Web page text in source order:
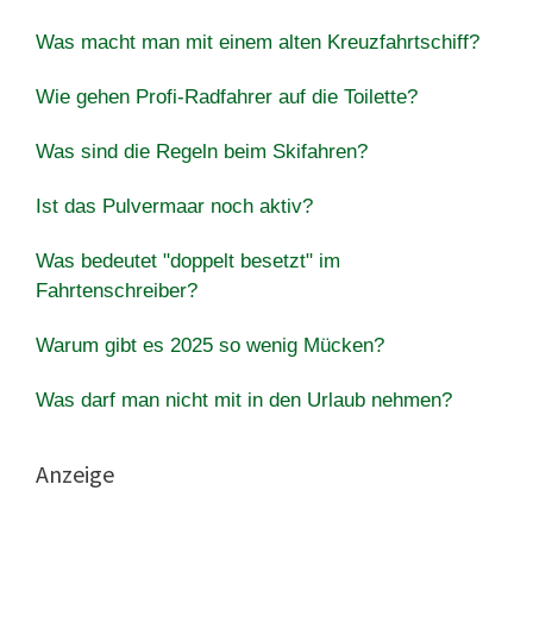
Was macht man mit einem alten Kreuzfahrtschiff?
Wie gehen Profi-Radfahrer auf die Toilette?
Was sind die Regeln beim Skifahren?
Ist das Pulvermaar noch aktiv?
Was bedeutet "doppelt besetzt" im
Fahrtenschreiber?
Warum gibt es 2025 so wenig Mücken?
Was darf man nicht mit in den Urlaub nehmen?
Anzeige